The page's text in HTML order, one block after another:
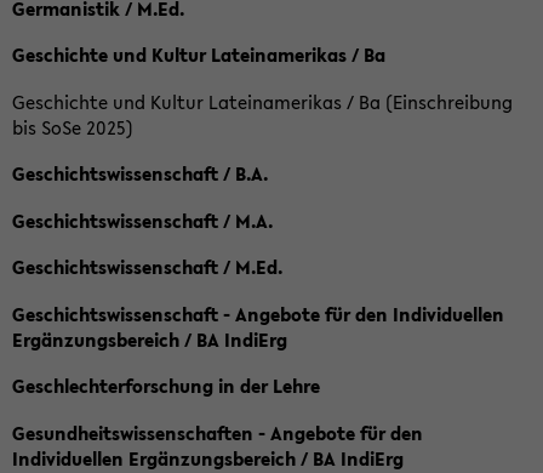
Germanistik / M.Ed.
Geschichte und Kultur Lateinamerikas / Ba
Geschichte und Kultur Lateinamerikas / Ba (Einschreibung
bis SoSe 2025)
Geschichtswissenschaft / B.A.
Geschichtswissenschaft / M.A.
Geschichtswissenschaft / M.Ed.
Geschichtswissenschaft - Angebote für den Individuellen
Ergänzungsbereich / BA IndiErg
Geschlechterforschung in der Lehre
Gesundheitswissenschaften - Angebote für den
Individuellen Ergänzungsbereich / BA IndiErg